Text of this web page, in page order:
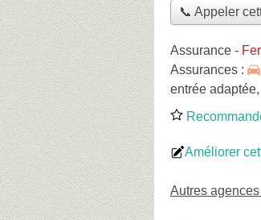
📞 Appeler
Assurance -
Assurances :
entrée
Améliorer
Autres